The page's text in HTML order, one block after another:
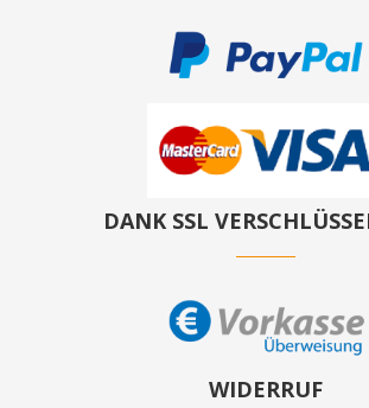
DANK SSL
WIDERRUF